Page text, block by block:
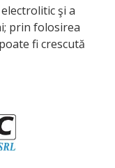
şi a
prin folosirea
fi crescută